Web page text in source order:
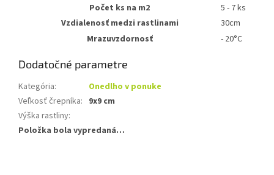
Počet ks na m2
5 - 7 ks
Vzdialenosť medzi rastlinami
30cm
Mrazuvzdornosť
- 20°C
Dodatočné parametre
Kategória:
Onedlho v ponuke
Veľkosť črepníka: 9x9 cm
Výška rastliny:
Položka bola vypredaná…